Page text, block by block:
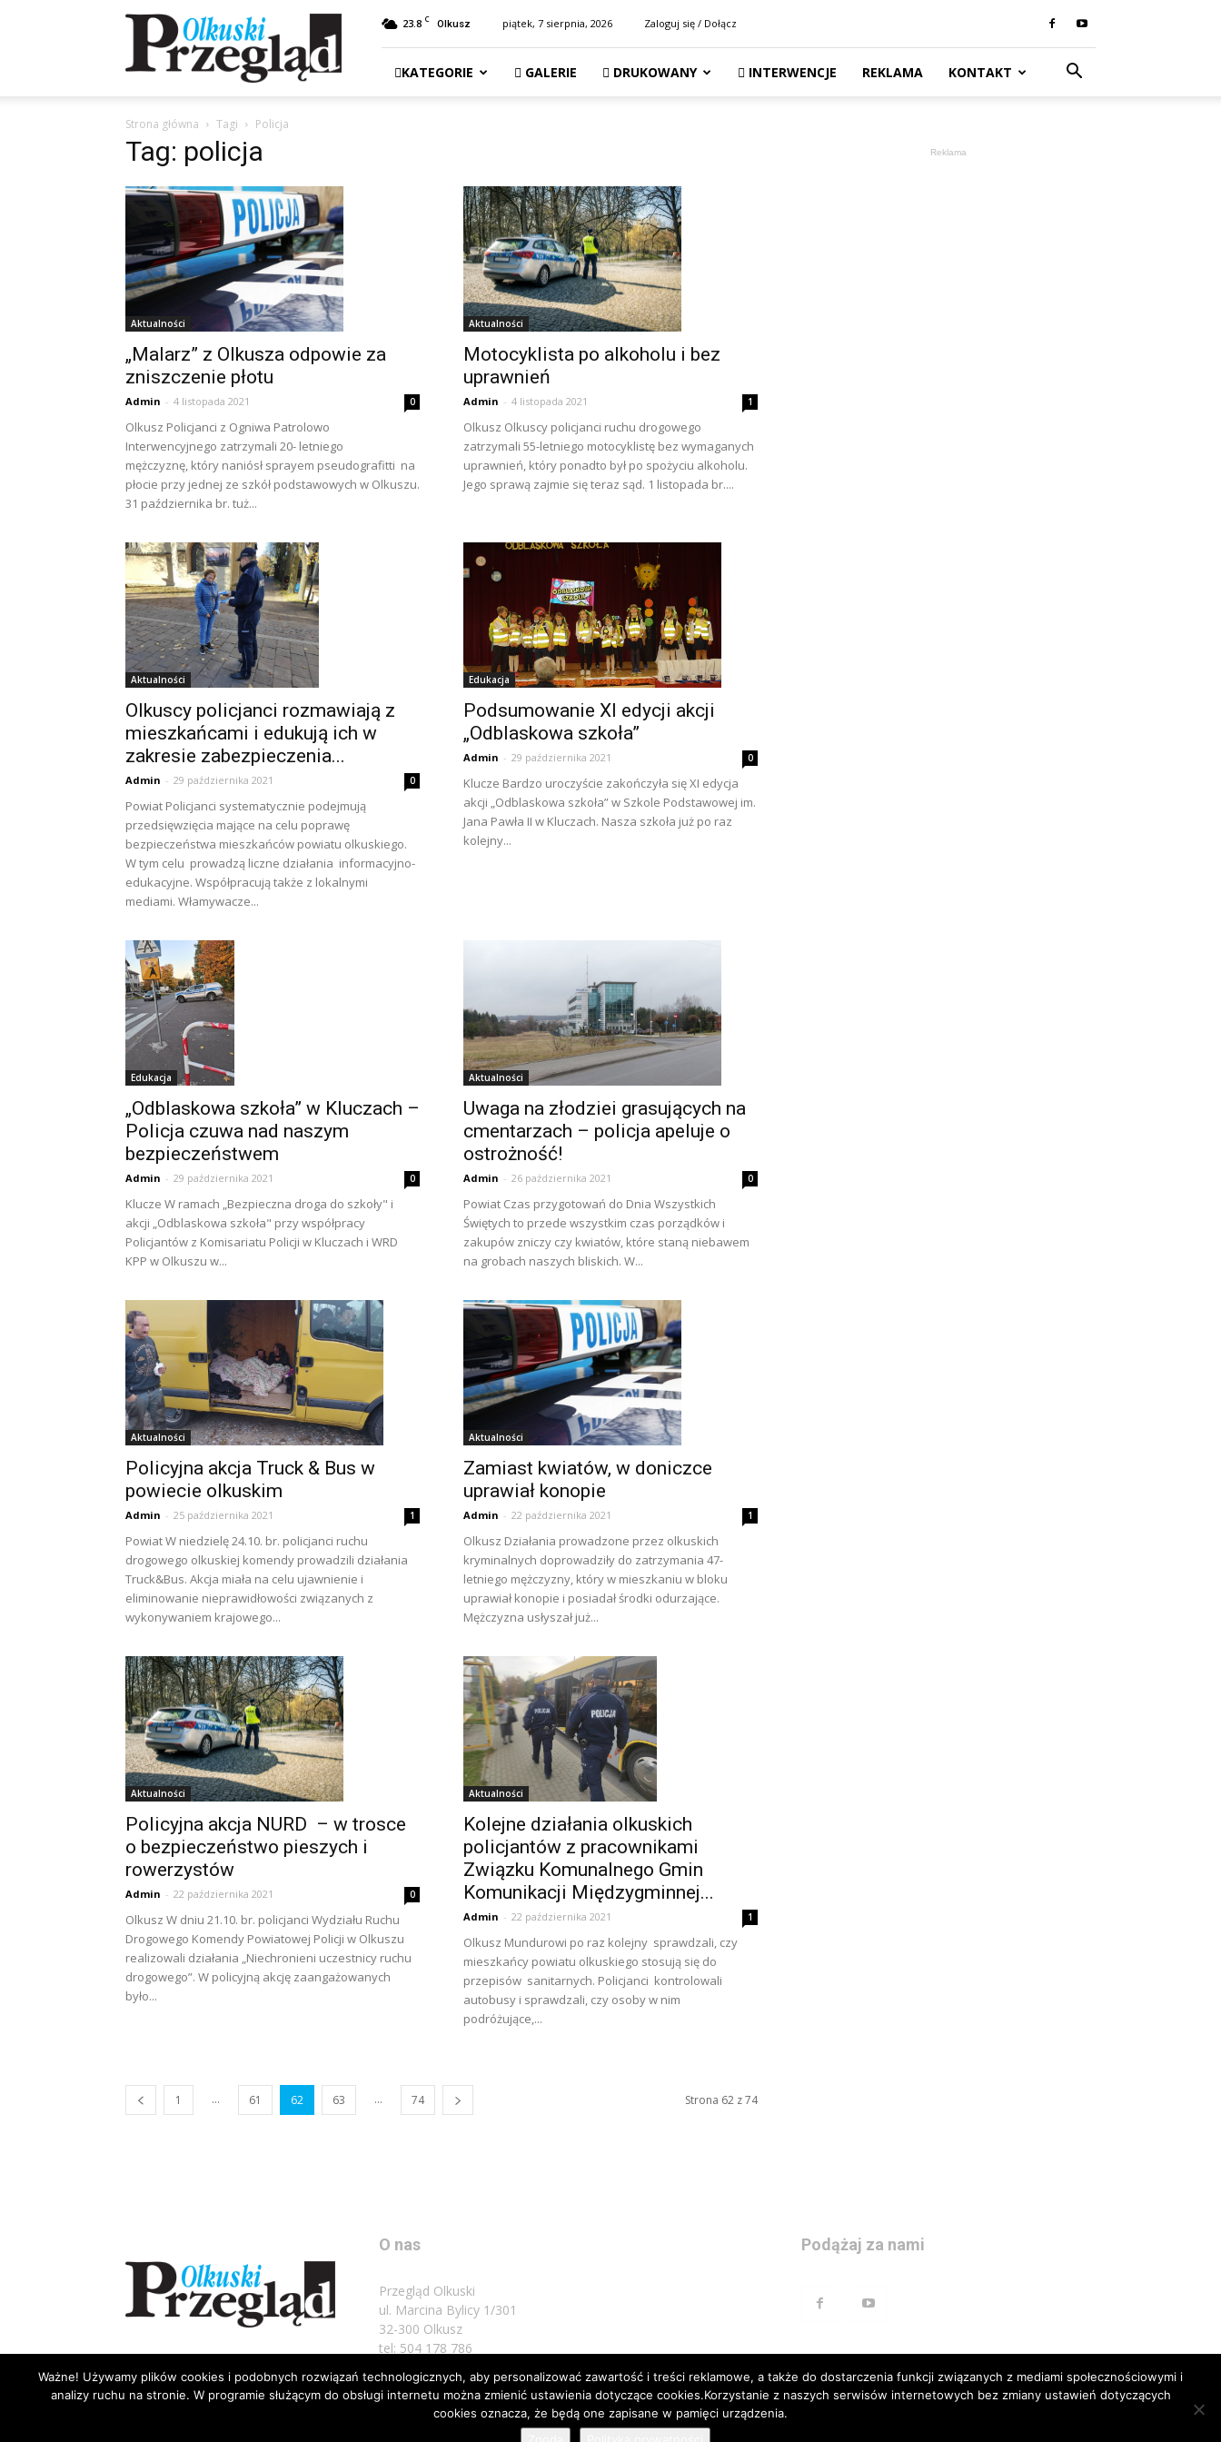
Przegląd
Olkuski
23.8 C Olkusz piątek, 7 sierpnia, 2026 Zaloguj się / Dołącz
KATEGORIE GALERIE DRUKOWANY INTERWENCJE REKLAMA KONTAKT
Strona główna Tagi Policja
Tag: policja
Aktualności
„Malarz” z Olkusza odpowie za
zniszczenie płotu
Admin - 4 listopada 2021 0
Olkusz Policjanci z Ogniwa Patrolowo
Interwencyjnego zatrzymali 20- letniego
mężczyznę, który naniósł sprayem pseudografitti na
płocie przy jednej ze szkół podstawowych w Olkuszu.
31 października br. tuż...
Aktualności
Motocyklista po alkoholu i bez
uprawnień
Admin - 4 listopada 2021 1
Olkusz Olkuscy policjanci ruchu drogowego
zatrzymali 55-letniego motocyklistę bez wymaganych
uprawnień, który ponadto był po spożyciu alkoholu.
Jego sprawą zajmie się teraz sąd. 1 listopada br....
Aktualności
Olkuscy policjanci rozmawiają z
mieszkańcami i edukują ich w
zakresie zabezpieczenia...
Admin - 29 października 2021 0
Powiat Policjanci systematycznie podejmują
przedsięwzięcia mające na celu poprawę
bezpieczeństwa mieszkańców powiatu olkuskiego.
W tym celu prowadzą liczne działania informacyjno-
edukacyjne. Współpracują także z lokalnymi
mediami. Włamywacze...
Edukacja
Podsumowanie XI edycji akcji
„Odblaskowa szkoła”
Admin - 29 października 2021 0
Klucze Bardzo uroczyście zakończyła się XI edycja
akcji „Odblaskowa szkoła” w Szkole Podstawowej im.
Jana Pawła II w Kluczach. Nasza szkoła już po raz
kolejny...
Edukacja
„Odblaskowa szkoła” w Kluczach –
Policja czuwa nad naszym
bezpieczeństwem
Admin - 29 października 2021 0
Klucze W ramach „Bezpieczna droga do szkoły" i
akcji „Odblaskowa szkoła" przy współpracy
Policjantów z Komisariatu Policji w Kluczach i WRD
KPP w Olkuszu w...
Aktualności
Uwaga na złodziei grasujących na
cmentarzach – policja apeluje o
ostrożność!
Admin - 26 października 2021 0
Powiat Czas przygotowań do Dnia Wszystkich
Świętych to przede wszystkim czas porządków i
zakupów zniczy czy kwiatów, które staną niebawem
na grobach naszych bliskich. W...
Aktualności
Policyjna akcja Truck & Bus w
powiecie olkuskim
Admin - 25 października 2021 1
Powiat W niedzielę 24.10. br. policjanci ruchu
drogowego olkuskiej komendy prowadzili działania
Truck&Bus. Akcja miała na celu ujawnienie i
eliminowanie nieprawidłowości związanych z
wykonywaniem krajowego...
Aktualności
Zamiast kwiatów, w doniczce
uprawiał konopie
Admin - 22 października 2021 1
Olkusz Działania prowadzone przez olkuskich
kryminalnych doprowadziły do zatrzymania 47-
letniego mężczyzny, który w mieszkaniu w bloku
uprawiał konopie i posiadał środki odurzające.
Mężczyzna usłyszał już...
Aktualności
Policyjna akcja NURD – w trosce
o bezpieczeństwo pieszych i
rowerzystów
Admin - 22 października 2021 0
Olkusz W dniu 21.10. br. policjanci Wydziału Ruchu
Drogowego Komendy Powiatowej Policji w Olkuszu
realizowali działania „Niechronieni uczestnicy ruchu
drogowego”. W policyjną akcję zaangażowanych
było...
Aktualności
Kolejne działania olkuskich
policjantów z pracownikami
Związku Komunalnego Gmin
Komunikacji Międzygminnej...
Admin - 22 października 2021 1
Olkusz Mundurowi po raz kolejny sprawdzali, czy
mieszkańcy powiatu olkuskiego stosują się do
przepisów sanitarnych. Policjanci kontrolowali
autobusy i sprawdzali, czy osoby w nim
podróżujące,...
1 ... 61 62 63 ... 74 Strona 62 z 74
Reklama
O nas
Przegląd Olkuski
ul. Marcina Bylicy 1/301
32-300 Olkusz
tel: 504 178 786
Napisz do nas: biuro@przeglad.olkuski.pl
Podążaj za nami
Ważne! Używamy plików cookies i podobnych rozwiązań technologicznych, aby personalizować zawartość i treści reklamowe, a także do dostarczenia funkcji związanych z mediami społecznościowymi i
analizy ruchu na stronie. W programie służącym do obsługi internetu można zmienić ustawienia dotyczące cookies.Korzystanie z naszych serwisów internetowych bez zmiany ustawień dotyczących
cookies oznacza, że będą one zapisane w pamięci urządzenia.